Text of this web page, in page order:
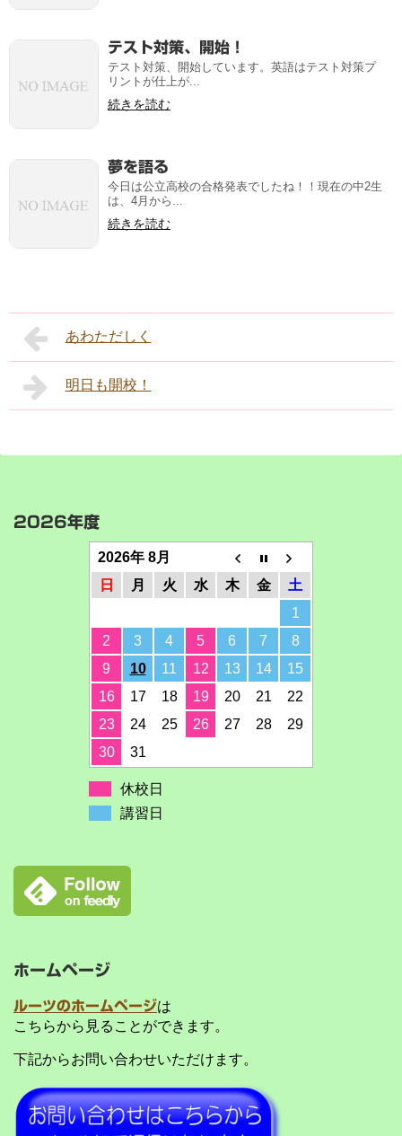
テスト対策、開始！
テスト対策、開始しています。英語はテスト対策プ
リントが仕上が...
続きを読む
夢を語る
今日は公立高校の合格発表でしたね！！現在の中2生
は、4月から...
続きを読む
あわただしく
明日も開校！
2026年度
2026年 8月
日
月 火 水 木 金
土
1
2
3 4 5 6 7
8
9
10 11 12 13 14
15
16
17 18 19 20 21
22
23
24 25 26 27 28
29
30
31
休校日
講習日
ホームページ
ルーツのホームページは
こちらから見ることができます。
下記からお問い合わせいただけます。